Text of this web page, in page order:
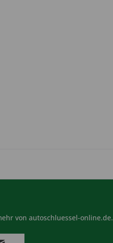
von autoschluessel-online.de.